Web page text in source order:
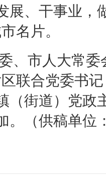
展、干事业，
名片。
、市人大常
区联合党委书
（街道）党政
。（供稿单位